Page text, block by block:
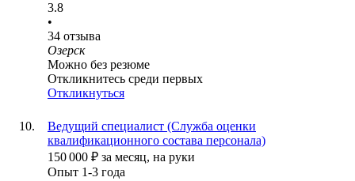
3.8
•
34 отзыва
Озерск
Можно без резюме
Откликнитесь среди первых
Откликнуться
Ведущий специалист (Служба оценки
квалификационного состава персонала)
150 000 ₽ за месяц, на руки
Опыт 1-3 года